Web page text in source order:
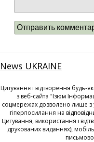
News UKRAINE
Цитування і відтворення будь-
з веб-сайта "Ізюм
соцмережах дозволено лише з
гіперпосилання на
Цитування, використання і
друкованих виданнях),